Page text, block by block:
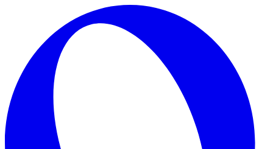
Skip to main content